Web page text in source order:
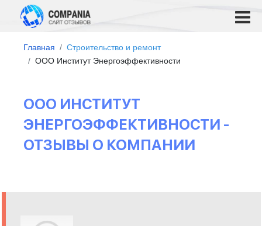
Главная
Строительство и ремонт
OOO Институт Энергоэффективности
OOO ИНСТИТУТ
ЭНЕРГОЭФФЕКТИВНОСТИ -
ОТЗЫВЫ О КОМПАНИИ